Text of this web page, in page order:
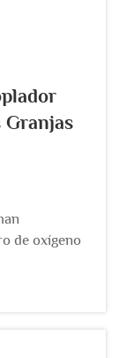
Granjas
de oxígeno
fiable que
productivos